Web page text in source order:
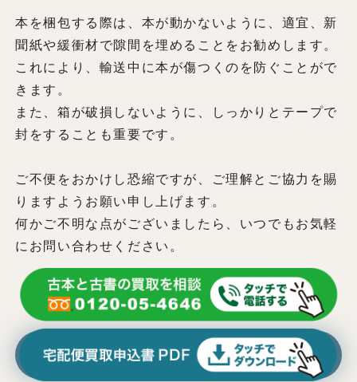
本を梱包する際は、本が動かないように、適宜、新
聞紙や緩衝材で隙間を埋めることをお勧めします。
これにより、輸送中に本が傷つくのを防ぐことがで
きます。
また、箱が破損しないように、しっかりとテープで
封をすることも重要です。
ご不便をおかけし恐縮ですが、ご理解とご協力を賜
りますようお願い申し上げます。
何かご不明な点がございましたら、いつでもお気軽
にお問い合わせください。